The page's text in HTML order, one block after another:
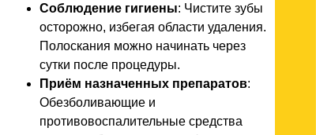
Соблюдение гигиены: Чистите зубы
осторожно, избегая области удаления.
Полоскания можно начинать через
сутки после процедуры.
Приём назначенных препаратов:
Обезболивающие и
противовоспалительные средства